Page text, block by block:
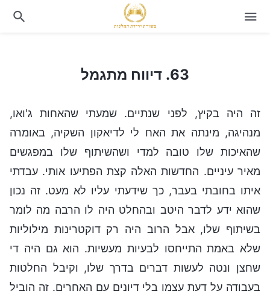
63. דיווח מתגמל
63. דיווח מתגמל
זה היה בקיץ, לפני שנתיים. שמעתי שהאחות ג'ואו,
מנהיגה, מינתה את האח לי לדיאקון השקיה, באומרה
שהאיכות שלו טובה למדי ושהשיתוף שלו במפגשים
מאיר עיניים. החדשות האלה קצת הפתיעו אותי. עבדתי
איתו בחובתי בעבר, כך שידעתי עליו לא מעט. זה נכון
שהוא ידע לדבר היטב ובהחלט היה לו הרבה מה לומר
בשיתוף שלו, אבל הרוב היה רק דוקטרינות מילוליות
שלא באמת התייחסו לבעיות מעשיות. הוא גם היה די
שחצן ונטה לעשות דברים בדרך שלו, וקיבל החלטות
בעבודה על דעת עצמו בלי דיונים עם האחרים. זה הוביל